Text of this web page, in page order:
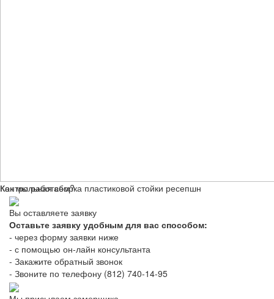
Контрольная сборка пластиковой стойки ресепшн
Как мы работаем?
Вы оставляете заявку
Оставьте заявку удобным для вас способом:
- через форму заявки ниже
- с помощью он-лайн консультанта
- Закажите обратный звонок
- Звоните по телефону (812) 740-14-95